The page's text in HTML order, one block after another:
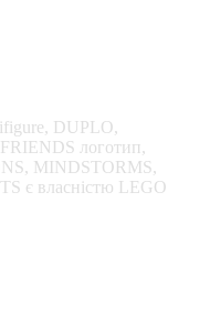
DUPLO,
логотип,
MINDSTORMS,
є власністю LEGO